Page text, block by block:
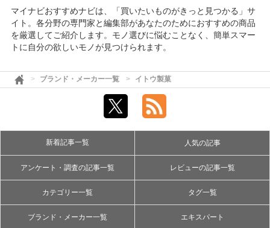
マイナビおすすめナビは、「買いたいものがきっと見つかる」サ
イト。各分野の専門家と編集部があなたのためにおすすめの商品
を厳選してご紹介します。モノ選びに悩むことなく、簡単スマー
トに自分の欲しいモノが見つけられます。
ブランド・メーカー一覧 イトウ製菓
新着記事一覧 人気の記事
アンケート・調査の記事一覧 レビューの記事一覧
カテゴリー一覧 タグ一覧
ブランド・メーカー一覧 エキスパート